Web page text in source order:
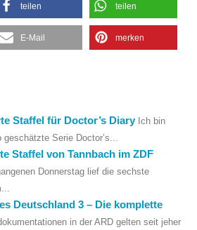
teilen teilen
E-Mail merken
Staffel für Doctor’s Diary Ich bin
Serie Doctor’s...
Staffel von Tannbach im ZDF
Donnerstag lief die sechste
Deutschland 3 – Die komplette
in der ARD gelten seit jeher